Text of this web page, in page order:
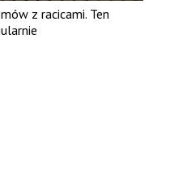
z racicami. Ten